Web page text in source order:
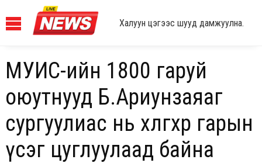
Халуун цэгээс шууд дамжуулна.
МУИС-ийн 1800 гаруй
оюутнууд Б.Ариунзаяаг
сургуулиас нь хөөлгөхөөр гарын
үсэг цуглуулаад байна